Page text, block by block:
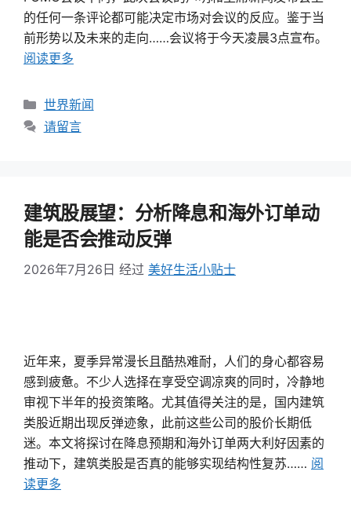
的任何一条评论都可能决定市场对会议的反应。鉴于当
前形势以及未来的走向……会议将于今天凌晨3点宣布。
阅读更多
类
别
世界新闻
请留言
建筑股展望：分析降息和海外订单动
能是否会推动反弹
2026年7月26日 经过 美好生活小贴士
近年来，夏季异常漫长且酷热难耐，人们的身心都容易
感到疲惫。不少人选择在享受空调凉爽的同时，冷静地
审视下半年的投资策略。尤其值得关注的是，国内建筑
类股近期出现反弹迹象，此前这些公司的股价长期低
迷。本文将探讨在降息预期和海外订单两大利好因素的
推动下，建筑类股是否真的能够实现结构性复苏…… 阅
读更多